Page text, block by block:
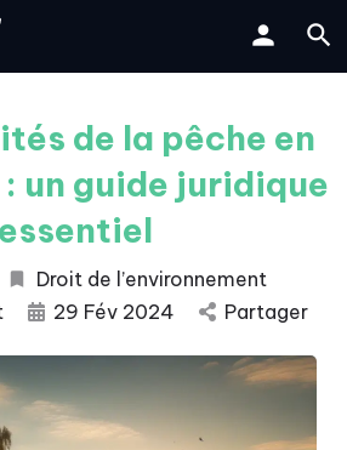
de la pêche en
un guide juridique
essentiel
Droit de l’environnement
29 Fév 2024 Partager